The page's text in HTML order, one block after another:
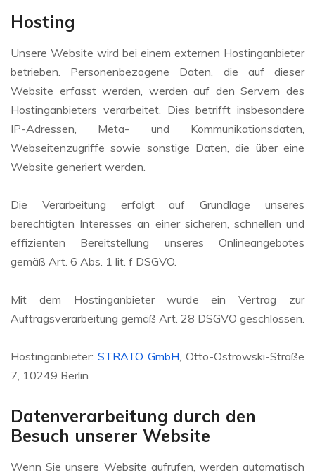
Hosting
Unsere Website wird bei einem externen Hostinganbieter
betrieben. Personenbezogene Daten, die auf dieser
Website erfasst werden, werden auf den Servern des
Hostinganbieters verarbeitet. Dies betrifft insbesondere
IP-Adressen, Meta- und Kommunikationsdaten,
Webseitenzugriffe sowie sonstige Daten, die über eine
Website generiert werden.
Die Verarbeitung erfolgt auf Grundlage unseres
berechtigten Interesses an einer sicheren, schnellen und
effizienten Bereitstellung unseres Onlineangebotes
gemäß Art. 6 Abs. 1 lit. f DSGVO.
Mit dem Hostinganbieter wurde ein Vertrag zur
Auftragsverarbeitung gemäß Art. 28 DSGVO geschlossen.
Hostinganbieter: STRATO GmbH, Otto-Ostrowski-Straße
7, 10249 Berlin
Datenverarbeitung durch den
Besuch unserer Website
Wenn Sie unsere Website aufrufen, werden automatisch